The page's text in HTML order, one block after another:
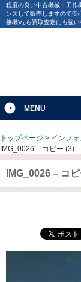
程度の良い中古機械・工作
ンスして販売しますので安
接機)なら買取査定にも強
MENU
トップページ > インフ
IMG_0026 – コピー (3)
IMG_0026 – コ